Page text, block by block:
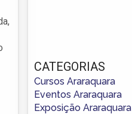
CATEGORIAS
Cursos Araraquara
Eventos Araraquara
Exposição Araraquara